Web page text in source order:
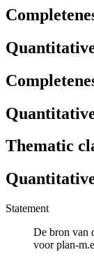
Thematic
Statement
De bron van
voor plan-